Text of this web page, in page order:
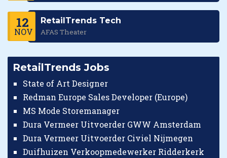
12
NOV
RetailTrends Tech
AFAS Theater
RetailTrends Jobs
State of Art Designer
Redman Europe Sales Developer (Europe)
MS Mode Storemanager
Dura Vermeer Uitvoerder GWW Amsterdam
Dura Vermeer Uitvoerder Civiel Nijmegen
Duifhuizen Verkoopmedewerker Ridderkerk